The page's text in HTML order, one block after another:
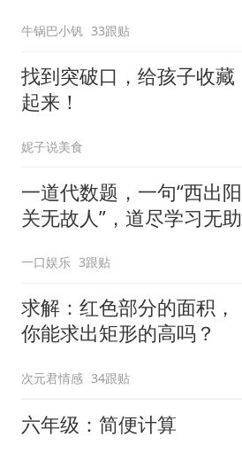
牛锅巴小钒 33跟贴
找到突破口，给孩子收藏
起来！
妮子说美食
一道代数题，一句“西出阳
关无故人”，道尽学习无助
一口娱乐 3跟贴
求解：红色部分的面积，
你能求出矩形的高吗？
次元君情感 34跟贴
六年级：简便计算